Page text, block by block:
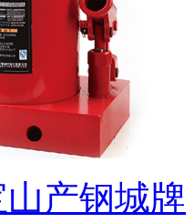
产钢城牌